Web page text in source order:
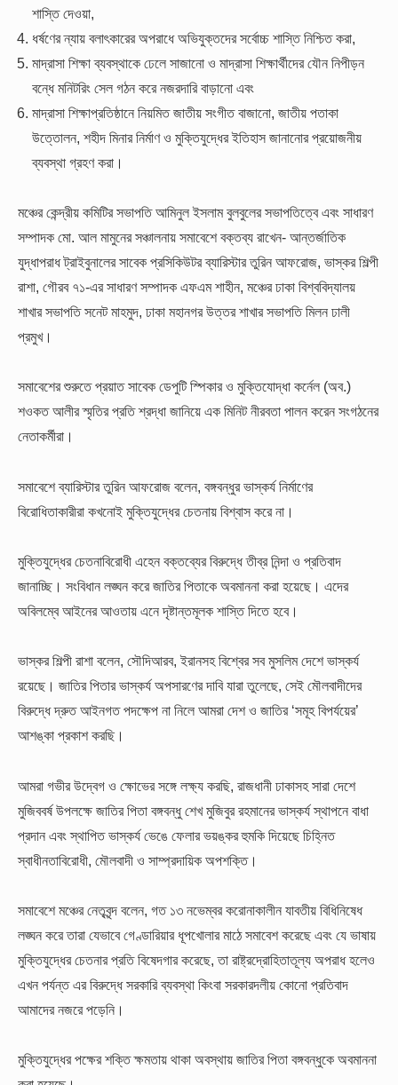
শাস্তি দেওয়া,
ধর্ষণের ন্যায় বলাৎকারের অপরাধে অভিযুক্তদের সর্বোচ্চ শাস্তি নিশ্চিত করা,
মাদ্রাসা শিক্ষা ব্যবস্থাকে ঢেলে সাজানো ও মাদ্রাসা শিক্ষার্থীদের যৌন নিপীড়ন
বন্ধে মনিটরিং সেল গঠন করে নজরদারি বাড়ানো এবং
মাদ্রাসা শিক্ষাপ্রতিষ্ঠানে নিয়মিত জাতীয় সংগীত বাজানো, জাতীয় পতাকা
উত্তোলন, শহীদ মিনার নির্মাণ ও মুক্তিযুদ্ধের ইতিহাস জানানোর প্রয়োজনীয়
ব্যবস্থা গ্রহণ করা।
মঞ্চের কেন্দ্রীয় কমিটির সভাপতি আমিনুল ইসলাম বুলবুলের সভাপতিত্বে এবং সাধারণ
সম্পাদক মো. আল মামুনের সঞ্চালনায় সমাবেশে বক্তব্য রাখেন- আন্তর্জাতিক
যুদ্ধাপরাধ ট্রাইবুনালের সাবেক প্রসিকিউটর ব্যারিস্টার তুরিন আফরোজ, ভাস্কর শিল্পী
রাশা, গৌরব ৭১-এর সাধারণ সম্পাদক এফএম শাহীন, মঞ্চের ঢাকা বিশ্ববিদ্যালয়
শাখার সভাপতি সনেট মাহমুদ, ঢাকা মহানগর উত্তর শাখার সভাপতি মিলন ঢালী
প্রমুখ।
সমাবেশের শুরুতে প্রয়াত সাবেক ডেপুটি স্পিকার ও মুক্তিযোদ্ধা কর্নেল (অব.)
শওকত আলীর স্মৃতির প্রতি শ্রদ্ধা জানিয়ে এক মিনিট নীরবতা পালন করেন সংগঠনের
নেতাকর্মীরা।
সমাবেশে ব্যারিস্টার তুরিন আফরোজ বলেন, বঙ্গবন্ধুর ভাস্কর্য নির্মাণের
বিরোধিতাকারীরা কখনোই মুক্তিযুদ্ধের চেতনায় বিশ্বাস করে না।
মুক্তিযুদ্ধের চেতনাবিরোধী এহেন বক্তব্যের বিরুদ্ধে তীব্র নিন্দা ও প্রতিবাদ
জানাচ্ছি। সংবিধান লঙ্ঘন করে জাতির পিতাকে অবমাননা করা হয়েছে। এদের
অবিলম্বে আইনের আওতায় এনে দৃষ্টান্তমূলক শাস্তি দিতে হবে।
ভাস্কর শিল্পী রাশা বলেন, সৌদিআরব, ইরানসহ বিশ্বের সব মুসলিম দেশে ভাস্কর্য
রয়েছে। জাতির পিতার ভাস্কর্য অপসারণের দাবি যারা তুলেছে, সেই মৌলবাদীদের
বিরুদ্ধে দ্রুত আইনগত পদক্ষেপ না নিলে আমরা দেশ ও জাতির ‘সমূহ বিপর্যয়ের’
আশঙ্কা প্রকাশ করছি।
আমরা গভীর উদ্বেগ ও ক্ষোভের সঙ্গে লক্ষ্য করছি, রাজধানী ঢাকাসহ সারা দেশে
মুজিববর্ষ উপলক্ষে জাতির পিতা বঙ্গবন্ধু শেখ মুজিবুর রহমানের ভাস্কর্য স্থাপনে বাধা
প্রদান এবং স্থাপিত ভাস্কর্য ভেঙে ফেলার ভয়ঙ্কর হুমকি দিয়েছে চিহ্নিত
স্বাধীনতাবিরোধী, মৌলবাদী ও সাম্প্রদায়িক অপশক্তি।
সমাবেশে মঞ্চের নেতৃবৃন্দ বলেন, গত ১৩ নভেম্বর করোনাকালীন যাবতীয় বিধিনিষেধ
লঙ্ঘন করে তারা যেভাবে গেণ্ডারিয়ার ধূপখোলার মাঠে সমাবেশ করেছে এবং যে ভাষায়
মুক্তিযুদ্ধের চেতনার প্রতি বিষেদগার করেছে, তা রাষ্ট্রদ্রোহিতাতূল্য অপরাধ হলেও
এখন পর্যন্ত এর বিরুদ্ধে সরকারি ব্যবস্থা কিংবা সরকারদলীয় কোনো প্রতিবাদ
আমাদের নজরে পড়েনি।
মুক্তিযুদ্ধের পক্ষের শক্তি ক্ষমতায় থাকা অবস্থায় জাতির পিতা বঙ্গবন্ধুকে অবমাননা